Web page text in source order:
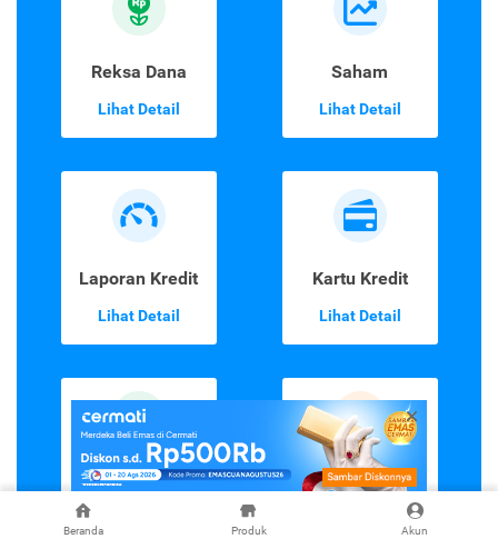
Beranda Produk Akun
Reksa Dana
Lihat Detail
Saham
Lihat Detail
Laporan Kredit
Lihat Detail
Kartu Kredit
Lihat Detail
Kredit Tanpa
Agunan
Lihat Detail
Top-up &
Tagihan